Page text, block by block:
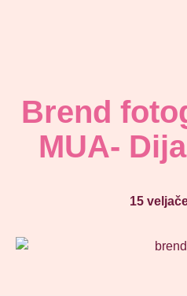
Brend
MUA-
15